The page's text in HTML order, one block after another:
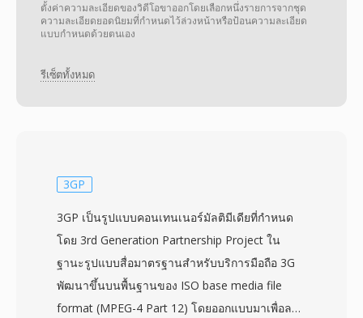
ตั้งค่าความละเอียดของวิดีโอขาออกโดยเลือกหนึ่งรายการจากชุด
ความละเอียดยอดนิยมที่กำหนดไว้ล่วงหน้าหรือป้อนความละเอียด
แบบกำหนดด้วยตนเอง
รีเซ็ตทั้งหมด
3GP
3GP เป็นรูปแบบคอนเทนเนอร์มัลติมีเดียที่กำหนด
โดย 3rd Generation Partnership Project ใน
ฐานะรูปแบบสื่อมาตรฐานสำหรับบริการมือถือ 3G
พัฒนาขึ้นบนพื้นฐานของ ISO base media file
format (MPEG-4 Part 12) โดยออกแบบมาเพื่อลด